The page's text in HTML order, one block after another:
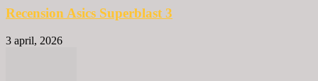
Recension Asics Superblast 3
3 april, 2026